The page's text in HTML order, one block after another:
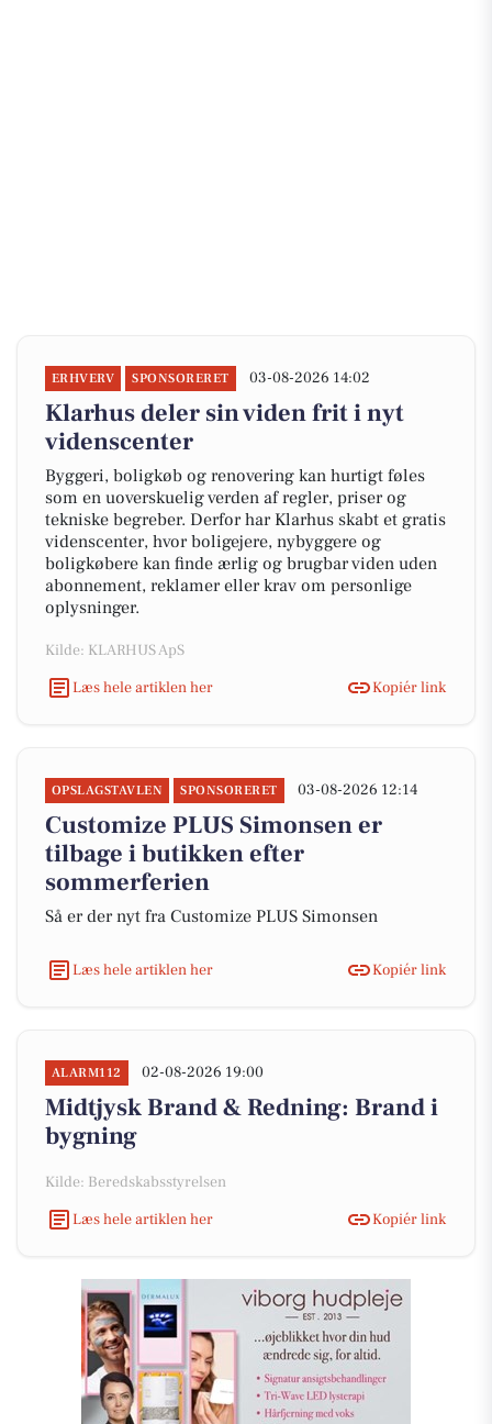
ERHVERV SPONSORERET 03-08-2026 14:02
Klarhus deler sin viden frit i nyt
videnscenter
Byggeri, boligkøb og renovering kan hurtigt føles
som en uoverskuelig verden af regler, priser og
tekniske begreber. Derfor har Klarhus skabt et gratis
videnscenter, hvor boligejere, nybyggere og
boligkøbere kan finde ærlig og brugbar viden uden
abonnement, reklamer eller krav om personlige
oplysninger.
Kilde: KLARHUS ApS
Læs hele artiklen her
Kopiér link
OPSLAGSTAVLEN SPONSORERET 03-08-2026 12:14
Customize PLUS Simonsen er
tilbage i butikken efter
sommerferien
Så er der nyt fra Customize PLUS Simonsen
Læs hele artiklen her Kopiér link
ALARM112 02-08-2026 19:00
Midtjysk Brand & Redning: Brand i
bygning
Kilde: Beredskabsstyrelsen
Læs hele artiklen her
Kopiér link